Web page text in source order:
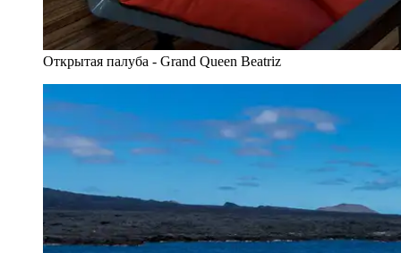
Открытая палуба - Grand Queen Beatriz